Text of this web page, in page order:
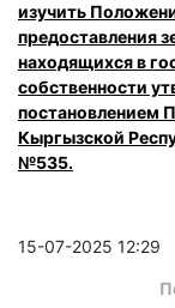
изучить
предоставления
находящихся в
собственности
постановлением
Кыргызской
№535.
15-07-2025 12:29